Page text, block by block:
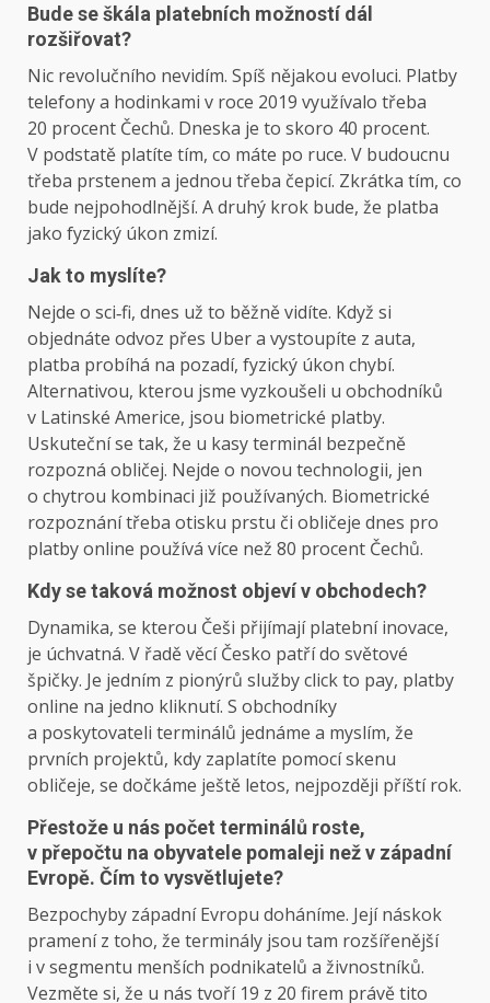
Bude se škála platebních možností dál
rozšiřovat?
Nic revolučního nevidím. Spíš nějakou evoluci. Platby
telefony a hodinkami v roce 2019 využívalo třeba
20 procent Čechů. Dneska je to skoro 40 procent.
V podstatě platíte tím, co máte po ruce. V budoucnu
třeba prstenem a jednou třeba čepicí. Zkrátka tím, co
bude nejpohodlnější. A druhý krok bude, že platba
jako fyzický úkon zmizí.
Jak to myslíte?
Nejde o sci‑fi, dnes už to běžně vidíte. Když si
objednáte odvoz přes Uber a vystoupíte z auta,
platba probíhá na pozadí, fyzický úkon chybí.
Alternativou, kterou jsme vyzkoušeli u obchodníků
v Latinské Americe, jsou biometrické platby.
Uskuteční se tak, že u kasy terminál bezpečně
rozpozná obličej. Nejde o novou technologii, jen
o chytrou kombinaci již používaných. Biometrické
rozpoznání třeba otisku prstu či obličeje dnes pro
platby online používá více než 80 procent Čechů.
Kdy se taková možnost objeví v obchodech?
Dynamika, se kterou Češi přijímají platební inovace,
je úchvatná. V řadě věcí Česko patří do světové
špičky. Je jedním z pionýrů služby click to pay, platby
online na jedno kliknutí. S obchodníky
a poskytovateli termi­nálů jednáme a myslím, že
prvních projektů, kdy zaplatíte pomocí skenu
obličeje, se dočkáme ještě letos, nejpozději příští rok.
Přestože u nás počet terminálů roste,
v přepočtu na obyvatele pomaleji než v západní
Evropě. Čím to vysvětlujete?
Bezpochyby západní Evropu doháníme. Její náskok
pramení z toho, že terminály jsou tam rozšířenější
i v segmentu menších podnikatelů a živnostníků.
Vezměte si, že u nás tvoří 19 z 20 firem právě tito